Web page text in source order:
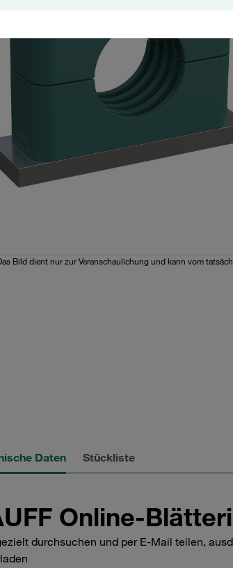
Bild dient nur zur Veranschaulichung und kann vom
Daten Stückliste
Online-
durchsuchen und per E-Mail teilen,